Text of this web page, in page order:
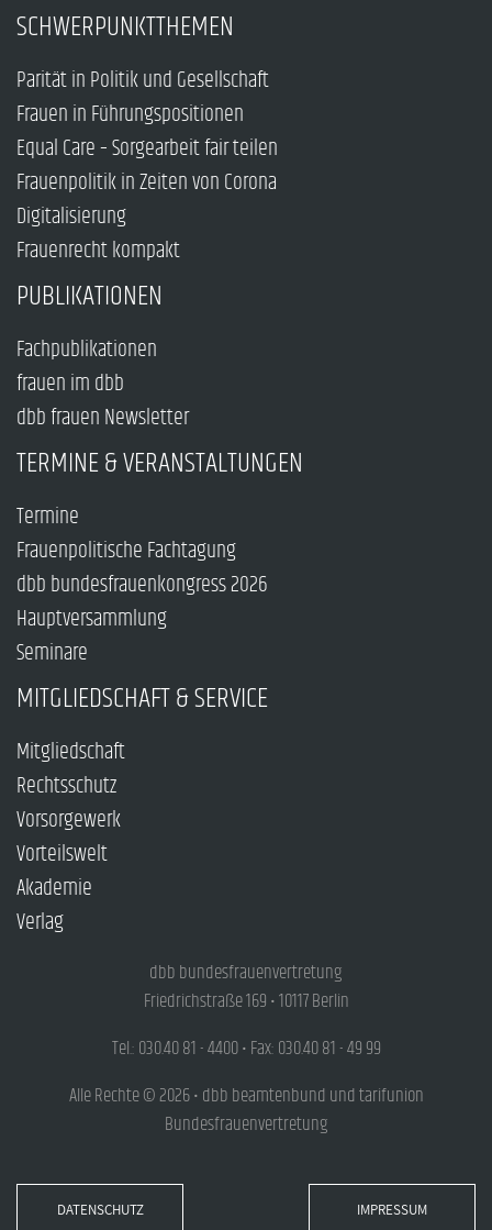
SCHWERPUNKTTHEMEN
Parität in Politik und Gesellschaft
Frauen in Führungspositionen
Equal Care – Sorgearbeit fair teilen
Frauenpolitik in Zeiten von Corona
Digitalisierung
Frauenrecht kompakt
PUBLIKATIONEN
Fachpublikationen
frauen im dbb
dbb frauen Newsletter
TERMINE & VERANSTALTUNGEN
Termine
Frauenpolitische Fachtagung
dbb bundesfrauenkongress 2026
Hauptversammlung
Seminare
MITGLIEDSCHAFT & SERVICE
Mitgliedschaft
Rechtsschutz
Vorsorgewerk
Vorteilswelt
Akademie
Verlag
dbb bundesfrauenvertretung
Friedrichstraße 169 • 10117 Berlin
Tel.: 030.40 81 - 4400 • Fax: 030.40 81 - 49 99
Alle Rechte © 2026 • dbb beamtenbund und tarifunion
Bundesfrauenvertretung
DATENSCHUTZ IMPRESSUM